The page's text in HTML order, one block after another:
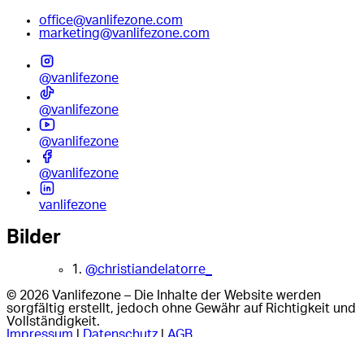
office@vanlifezone.com
marketing@vanlifezone.com
@vanlifezone
@vanlifezone
@vanlifezone
@vanlifezone
vanlifezone
Bilder
1. @christiandelatorre_
© 2026 Vanlifezone – Die Inhalte der Website werden
sorgfältig erstellt, jedoch ohne Gewähr auf Richtigkeit und
Vollständigkeit.